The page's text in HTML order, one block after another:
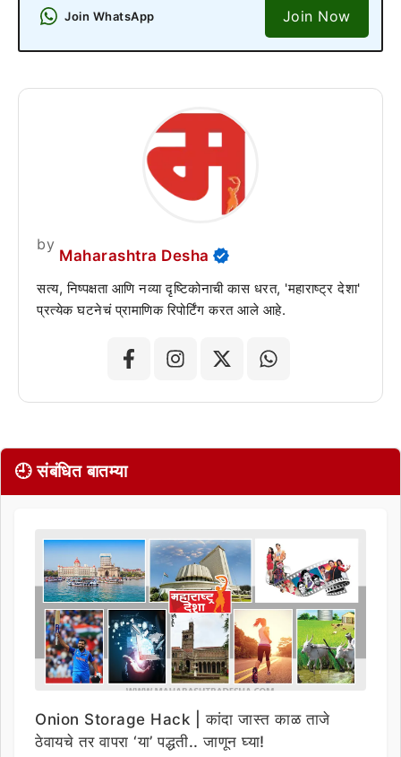
Join WhatsApp Join Now
by
Maharashtra Desha
सत्य, निष्पक्षता आणि नव्या दृष्टिकोनाची कास धरत, 'महाराष्ट्र देशा'
प्रत्येक घटनेचं प्रामाणिक रिपोर्टिंग करत आले आहे.
🕘 संबंधित बातम्या
Onion Storage Hack | कांदा जास्त काळ ताजे
ठेवायचे तर वापरा ‘या’ पद्धती.. जाणून घ्या!